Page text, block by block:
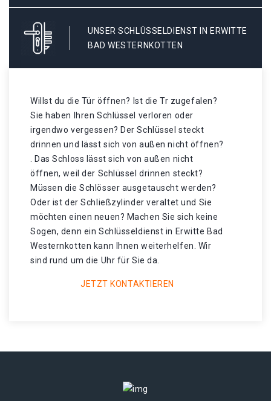
UNSER SCHLÜSSELDIENST IN ERWITTE
BAD WESTERNKOTTEN
Willst du die Tür öffnen? Ist die Tr zugefalen?
Sie haben Ihren Schlüssel verloren oder
irgendwo vergessen? Der Schlüssel steckt
drinnen und lässt sich von außen nicht öffnen?
. Das Schloss lässt sich von außen nicht
öffnen, weil der Schlüssel drinnen steckt?
Müssen die Schlösser ausgetauscht werden?
Oder ist der Schließzylinder veraltet und Sie
möchten einen neuen? Machen Sie sich keine
Sogen, denn ein Schlüsseldienst in Erwitte Bad
Westernkotten kann Ihnen weiterhelfen. Wir
sind rund um die Uhr für Sie da.
JETZT KONTAKTIEREN